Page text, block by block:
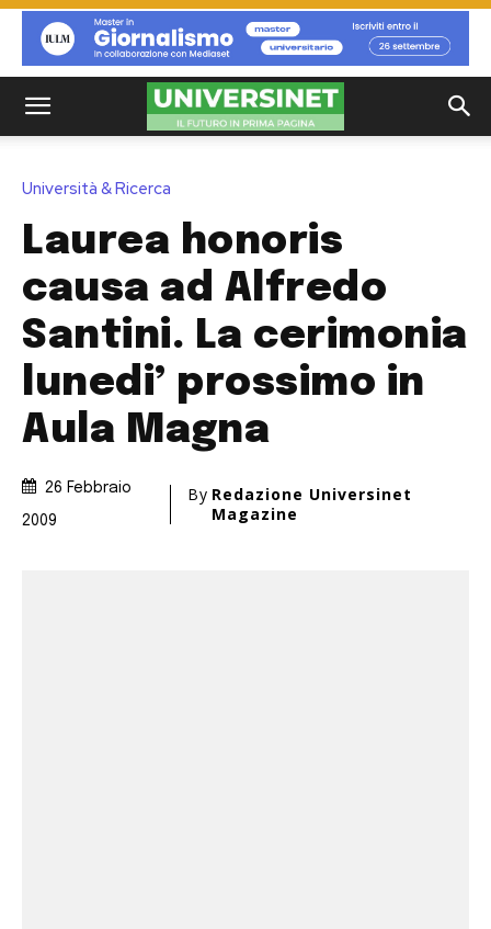
Università & Ricerca
Laurea honoris
causa ad Alfredo
Santini. La cerimonia
lunedi’ prossimo in
Aula Magna
26 Febbraio
2009
By Redazione Universinet
Magazine